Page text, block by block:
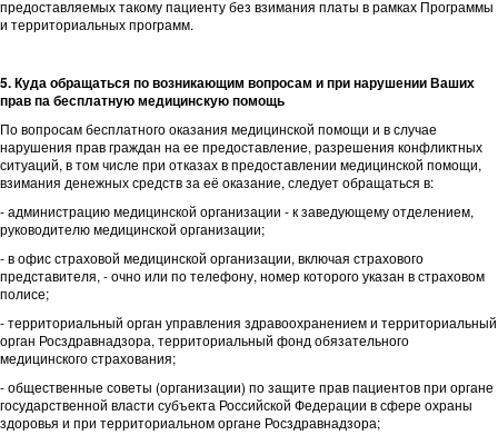
предоставляемых такому пациенту без взимания платы в рамках Программы
и территориальных программ.
5. Куда обращаться по возникающим вопросам и при нарушении Ваших
прав па бесплатную медицинскую помощь
По вопросам бесплатного оказания медицинской помощи и в случае
нарушения прав граждан на ее предоставление, разрешения конфликтных
ситуаций, в том числе при отказах в предоставлении медицинской помощи,
взимания денежных средств за её оказание, следует обращаться в:
- администрацию медицинской организации - к заведующему отделением,
руководителю медицинской организации;
- в офис страховой медицинской организации, включая страхового
представителя, - очно или по телефону, номер которого указан в страховом
полисе;
- территориальный орган управления здравоохранением и территориальный
орган Росздравнадзора, территориальный фонд обязательного
медицинского страхования;
- общественные советы (организации) по защите прав пациентов при органе
государственной власти субъекта Российской Федерации в сфере охраны
здоровья и при территориальном органе Росздравнадзора;